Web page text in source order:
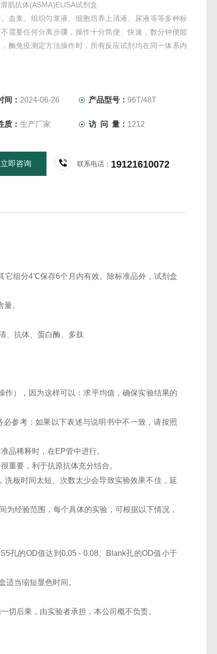
肌抗体(ASMA)ELISA试剂盒
血浆、组织匀浆液、细胞培养上清液、尿液等等多种标
需要任何分离步骤，操作十分简便、快速，数分钟便能
酶免疫测定方法操作时，所有反应试剂均在同一体系内
间： 2024-06-26 产品型号： 96T/48T
质： 生产厂家 访 问 量： 1212
立即咨询 联系电话： 19121610072
组分4℃保存6个月内有效。除标准品外，试剂盒
。
、抗体、蛋白酶、多肽
），因为这样可以：求平均值，确保实验结果的
参考：如果以下表述与说明书中不一致，请按照
品稀释时，在EP管中进行。
重要，利于抗原抗体充分结合。
板时间太短、次数太少会导致实验效果不佳，延
经验范围，每个具体的实验，可根据以下情况，
孔的OD值达到0.05 - 0.08、Blank孔的OD值小于
当缩短显色时间。
切后果，由实验者承担，本公司概不负责。